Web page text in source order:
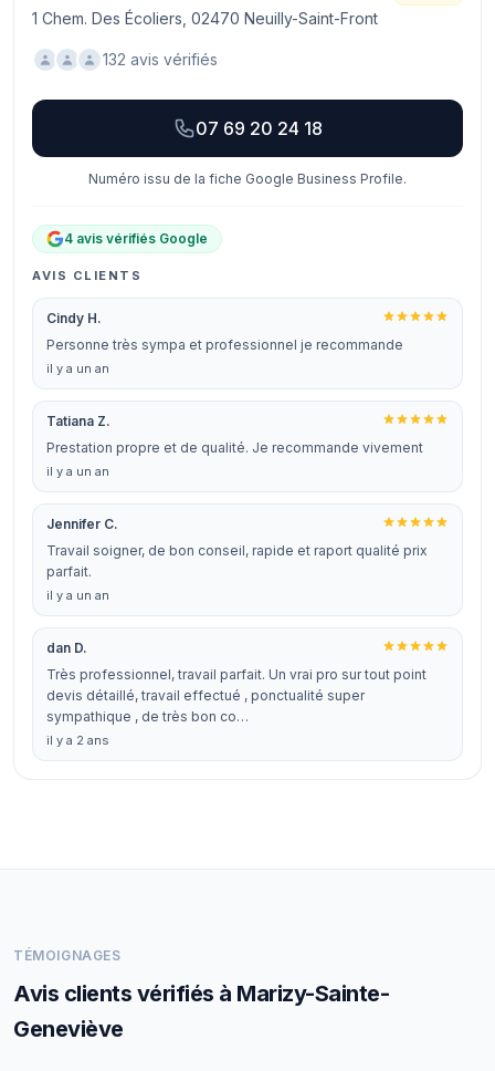
1 Chem. Des Écoliers, 02470 Neuilly-Saint-Front
132 avis vérifiés
07 69 20 24 18
Numéro issu de la fiche Google Business Profile.
4 avis vérifiés Google
AVIS CLIENTS
Cindy H.
Personne très sympa et professionnel je recommande
il y a un an
Tatiana Z.
Prestation propre et de qualité. Je recommande vivement
il y a un an
Jennifer C.
Travail soigner, de bon conseil, rapide et raport qualité prix
parfait.
il y a un an
dan D.
Très professionnel, travail parfait. Un vrai pro sur tout point
devis détaillé, travail effectué , ponctualité super
sympathique , de très bon co…
il y a 2 ans
TÉMOIGNAGES
Avis clients vérifiés à Marizy-Sainte-
Geneviève